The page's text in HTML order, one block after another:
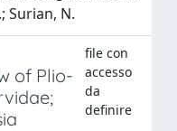
Surian, N.
of Plio-
file con
accesso
da
definire